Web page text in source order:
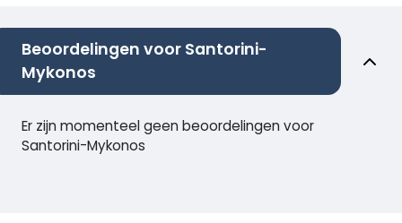
Beoordelingen voor Santorini-
Mykonos
Er zijn momenteel geen beoordelingen voor
Santorini-Mykonos